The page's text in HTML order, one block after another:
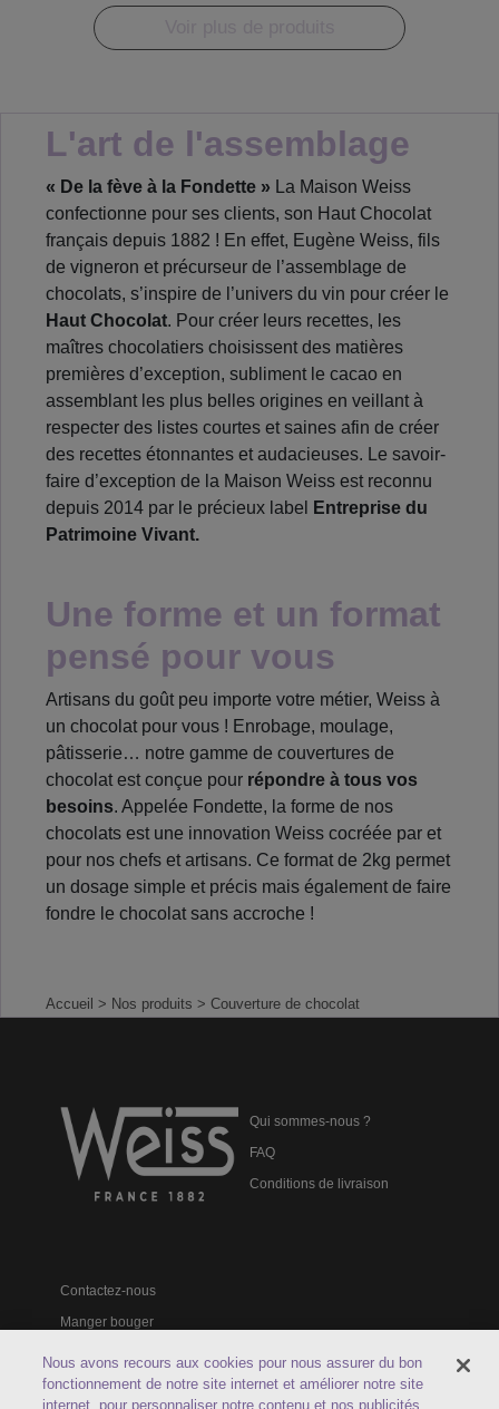
L'art de l'assemblage
« De la fève à la Fondette » La Maison Weiss
confectionne pour ses clients, son Haut Chocolat
français depuis 1882 ! En effet, Eugène Weiss, fils
de vigneron et précurseur de l’assemblage de
chocolats, s’inspire de l’univers du vin pour créer le
Haut Chocolat. Pour créer leurs recettes, les
maîtres chocolatiers choisissent des matières
premières d’exception, subliment le cacao en
assemblant les plus belles origines en veillant à
respecter des listes courtes et saines afin de créer
des recettes étonnantes et audacieuses. Le savoir-
faire d’exception de la Maison Weiss est reconnu
depuis 2014 par le précieux label
Entreprise du
Patrimoine Vivant.
Une forme et un format
pensé pour vous
Artisans du goût peu importe votre métier, Weiss à
un chocolat pour vous ! Enrobage, moulage,
pâtisserie… notre gamme de couvertures de
chocolat est conçue pour répondre à tous vos
besoins. Appelée Fondette, la forme de nos
chocolats est une innovation Weiss cocréée par et
pour nos chefs et artisans. Ce format de 2kg permet
un dosage simple et précis mais également de faire
fondre le chocolat sans accroche !
Accueil > Nos produits > Couverture de chocolat
Qui sommes-nous ?
FAQ
Conditions de livraison
Contactez-nous
Manger bouger
Nous avons recours aux cookies pour nous assurer du bon
fonctionnement de notre site internet et améliorer notre site
internet, pour personnaliser notre contenu et nos publicités